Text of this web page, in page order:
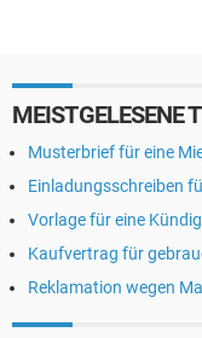
MEISTGELESENE
Musterbrief für eine
Einladungsschreiben
Vorlage für eine
Kaufvertrag für
Reklamation wegen